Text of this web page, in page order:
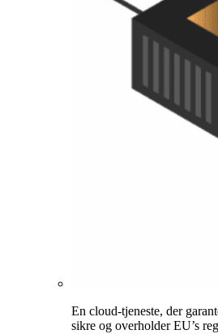
En cloud-tjeneste, der
sikre og overholder EU’s